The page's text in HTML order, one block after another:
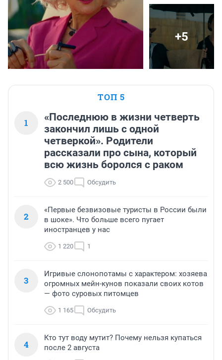
+5
ТОП 5
1
«Последнюю в жизни четверть
закончил лишь с одной
четверкой». Родители
рассказали про сына, который
всю жизнь боролся с раком
2 500 Обсудить
2
«Первые безвизовые туристы в России были
в шоке». Что больше всего пугает
иностранцев у нас
1 220 1
3
Игривые слонопотамы с характером: хозяева
огромных мейн-кунов показали своих котов
— фото суровых питомцев
1 165 Обсудить
4
Кто тут воду мутит? Почему нельзя купаться
после 2 августа